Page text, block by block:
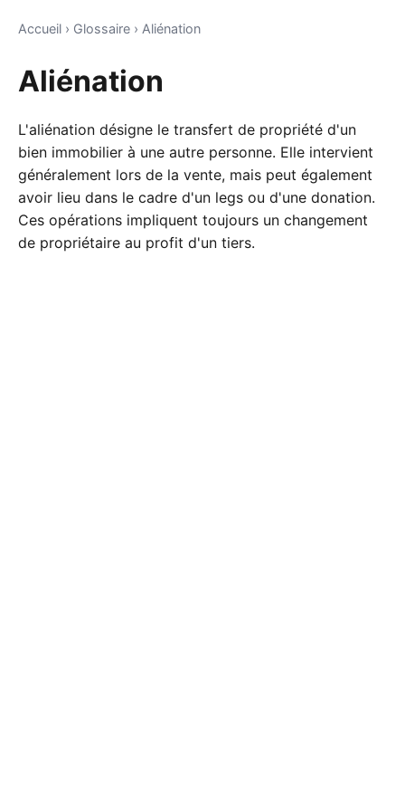
Accueil › Glossaire › Aliénation
Aliénation
L'aliénation désigne le transfert de propriété d'un
bien immobilier à une autre personne. Elle intervient
généralement lors de la vente, mais peut également
avoir lieu dans le cadre d'un legs ou d'une donation.
Ces opérations impliquent toujours un changement
de propriétaire au profit d'un tiers.